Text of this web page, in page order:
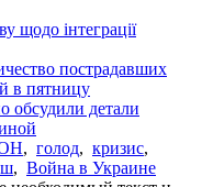
щодо інтеграції
пострадавших
в пятницу
обсудили детали
, голод, кризис,
, Война в Украине